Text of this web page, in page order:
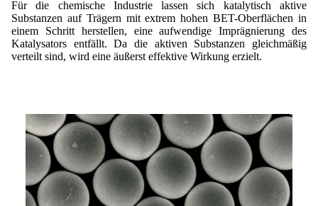
Für die chemische Industrie lassen sich katalytisch aktive
Substanzen auf Trägern mit extrem hohen BET-Oberflächen in
einem Schritt herstellen, eine aufwendige Imprägnierung des
Katalysators entfällt. Da die aktiven Substanzen gleichmäßig
verteilt sind, wird eine äußerst effektive Wirkung erzielt.